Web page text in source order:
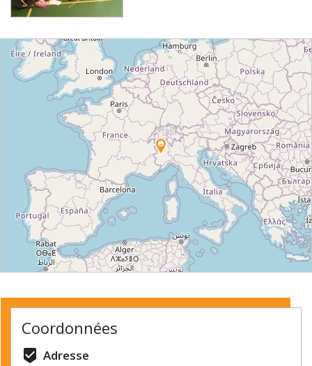
©OpenStreetMapcontributors.
Coordonnées
beenhere Adresse